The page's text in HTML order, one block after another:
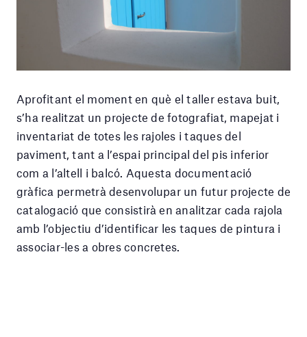
Aprofitant el moment en què el taller estava buit,
s’ha realitzat un projecte de fotografiat, mapejat i
inventariat de totes les rajoles i taques del
paviment, tant a l’espai principal del pis inferior
com a l’altell i balcó. Aquesta documentació
gràfica permetrà desenvolupar un futur projecte de
catalogació que consistirà en analitzar cada rajola
amb l’objectiu d’identificar les taques de pintura i
associar-les a obres concretes.